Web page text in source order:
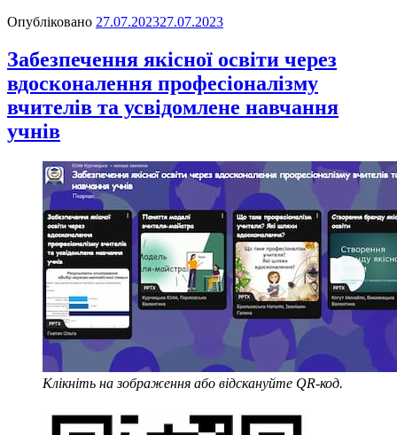
Опубліковано 27.07.202327.07.2023
Забезпечення якісної освіти через
вдосконалення професіоналізму
вчителів та усвідомлене навчання
учнів
Клікніть на зображення або відскануйте QR-код.